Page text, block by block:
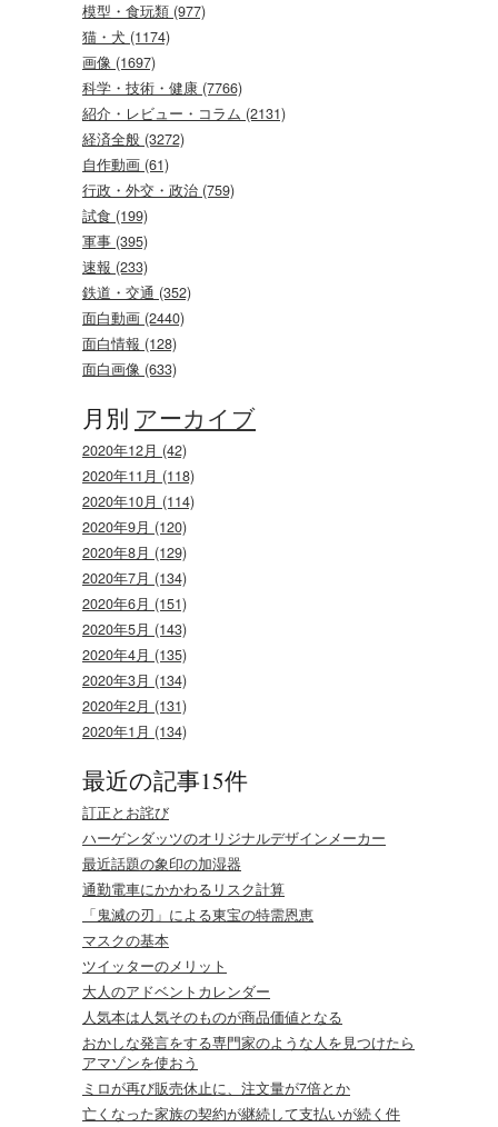
模型・食玩類 (977)
猫・犬 (1174)
画像 (1697)
科学・技術・健康 (7766)
紹介・レビュー・コラム (2131)
経済全般 (3272)
自作動画 (61)
行政・外交・政治 (759)
試食 (199)
軍事 (395)
速報 (233)
鉄道・交通 (352)
面白動画 (2440)
面白情報 (128)
面白画像 (633)
月別 アーカイブ
2020年12月 (42)
2020年11月 (118)
2020年10月 (114)
2020年9月 (120)
2020年8月 (129)
2020年7月 (134)
2020年6月 (151)
2020年5月 (143)
2020年4月 (135)
2020年3月 (134)
2020年2月 (131)
2020年1月 (134)
最近の記事15件
訂正とお詫び
ハーゲンダッツのオリジナルデザインメーカー
最近話題の象印の加湿器
通勤電車にかかわるリスク計算
「鬼滅の刃」による東宝の特需恩恵
マスクの基本
ツイッターのメリット
大人のアドベントカレンダー
人気本は人気そのものが商品価値となる
おかしな発言をする専門家のような人を見つけたら
アマゾンを使おう
ミロが再び販売休止に、注文量が7倍とか
亡くなった家族の契約が継続して支払いが続く件